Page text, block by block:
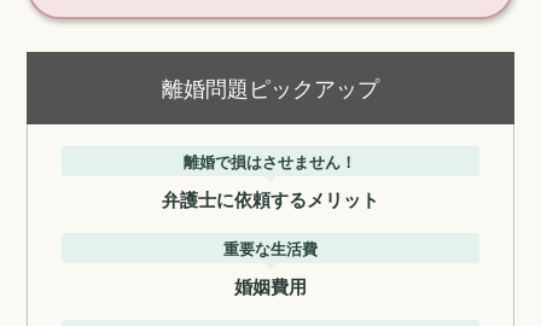
離婚問題ピックアップ
離婚で損はさせません！
弁護士に依頼するメリット
重要な生活費
婚姻費用